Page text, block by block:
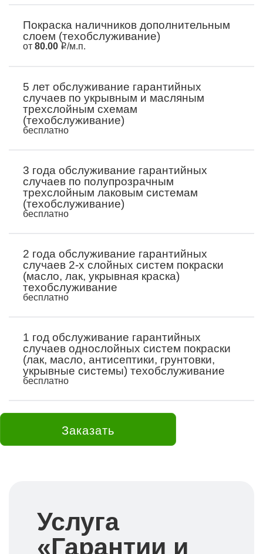
Покраска наличников дополнительным
слоем (техобслуживание)
от 80.00 /м.п.
5 лет обслуживание гарантийных
случаев по укрывным и масляным
трехслойным схемам
(техобслуживание)
бесплатно
3 года обслуживание гарантийных
случаев по полупрозрачным
трехслойным лаковым системам
(техобслуживание)
бесплатно
2 года обслуживание гарантийных
случаев 2-х слойных систем покраски
(масло, лак, укрывная краска)
техобслуживание
бесплатно
1 год обслуживание гарантийных
случаев однослойных систем покраски
(лак, масло, антисептики, грунтовки,
укрывные системы) техобслуживание
бесплатно
Заказать
Услуга
«Гарантии и